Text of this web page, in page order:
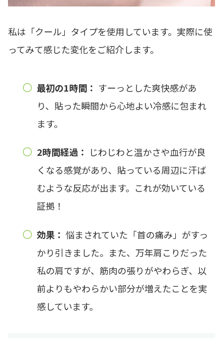
私は「クール」タイプを使用しています。実際に使
ってみて感じた変化をご紹介します。
最初の1時間： すーっとした爽快感があ
り、貼った瞬間から心地よい冷感に包まれ
ます。
2時間経過： じわじわと温かさや血行が良
くなる感覚があり、貼っている周辺に汗ば
むような反応が出ます。これが効いている
証拠！
効果： 悩まされていた「首の痛み」がすっ
かり引きました。また、万年肩こりだった
私の肩ですが、筋肉の張りがやわらぎ、以
前よりもやわらかい部分が増えたことを実
感しています。